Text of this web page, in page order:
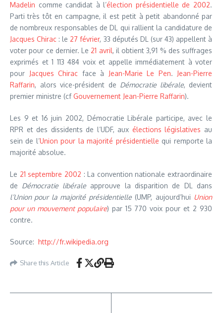
Madelin comme candidat à l’élection présidentielle de 2002.
Parti très tôt en campagne, il est petit à petit abandonné par
de nombreux responsables de DL qui rallient la candidature de
Jacques Chirac : le 27 février, 33 députés DL (sur 43) appellent à
voter pour ce dernier. Le 21 avril, il obtient 3,91 % des suffrages
exprimés et 1 113 484 voix et appelle immédiatement à voter
pour Jacques Chirac face à Jean-Marie Le Pen. Jean-Pierre
Raffarin, alors vice-président de Démocratie libérale, devient
premier ministre (cfGouvernement Jean-Pierre Raffarin).
Les 9 et 16 juin 2002, Démocratie Libérale participe, avec le
RPR et des dissidents de l’UDF, aux élections législatives au
sein de l’Union pour la majorité présidentielle qui remporte la
majorité absolue.
Le 21 septembre 2002 : La convention nationale extraordinaire
de Démocratie libéraleapprouve la disparition de DL dans
l’Union pour la majorité présidentielle(UMP, aujourd’hui Union
pour un mouvement populaire) par 15 770 voix pour et 2 930
contre.
Source: http://fr.wikipedia.org
Share this Article